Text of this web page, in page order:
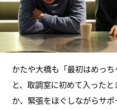
かたや大橋も「最初はめっち
と、取調室に初めて入った
か、緊張をほぐしながらサ